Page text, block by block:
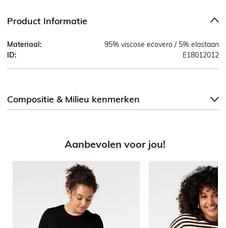
Product Informatie
Materiaal:
95% viscose ecovero / 5% elastaan
ID:
E18012012
Compositie & Milieu kenmerken
Aanbevolen voor jou!